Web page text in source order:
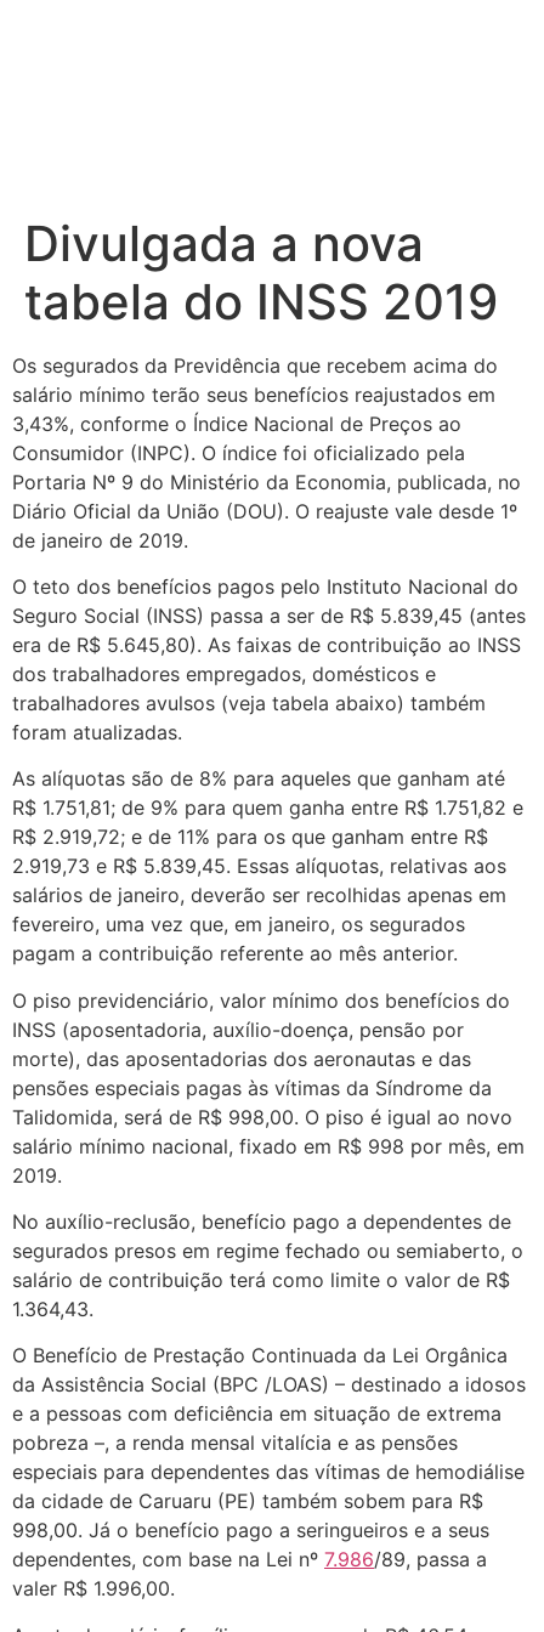
Divulgada a nova
tabela do INSS 2019
Os segurados da Previdência que recebem acima do
salário mínimo terão seus benefícios reajustados em
3,43%, conforme o Índice Nacional de Preços ao
Consumidor (INPC). O índice foi oficializado pela
Portaria Nº 9 do Ministério da Economia, publicada, no
Diário Oficial da União (DOU). O reajuste vale desde 1º
de janeiro de 2019.
O teto dos benefícios pagos pelo Instituto Nacional do
Seguro Social (INSS) passa a ser de R$ 5.839,45 (antes
era de R$ 5.645,80). As faixas de contribuição ao INSS
dos trabalhadores empregados, domésticos e
trabalhadores avulsos (veja tabela abaixo) também
foram atualizadas.
As alíquotas são de 8% para aqueles que ganham até
R$ 1.751,81; de 9% para quem ganha entre R$ 1.751,82 e
R$ 2.919,72; e de 11% para os que ganham entre R$
2.919,73 e R$ 5.839,45. Essas alíquotas, relativas aos
salários de janeiro, deverão ser recolhidas apenas em
fevereiro, uma vez que, em janeiro, os segurados
pagam a contribuição referente ao mês anterior.
O piso previdenciário, valor mínimo dos benefícios do
INSS (aposentadoria, auxílio-doença, pensão por
morte), das aposentadorias dos aeronautas e das
pensões especiais pagas às vítimas da Síndrome da
Talidomida, será de R$ 998,00. O piso é igual ao novo
salário mínimo nacional, fixado em R$ 998 por mês, em
2019.
No auxílio-reclusão, benefício pago a dependentes de
segurados presos em regime fechado ou semiaberto, o
salário de contribuição terá como limite o valor de R$
1.364,43.
O Benefício de Prestação Continuada da Lei Orgânica
da Assistência Social (BPC /LOAS) – destinado a idosos
e a pessoas com deficiência em situação de extrema
pobreza –, a renda mensal vitalícia e as pensões
especiais para dependentes das vítimas de hemodiálise
da cidade de Caruaru (PE) também sobem para R$
998,00. Já o benefício pago a seringueiros e a seus
dependentes, com base na Lei nº 7.986/89, passa a
valer R$ 1.996,00.